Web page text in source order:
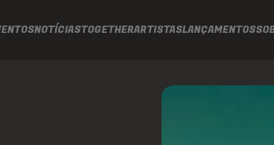
NOTÍCIASTOGETHERARTISTASLANÇAMENTOS